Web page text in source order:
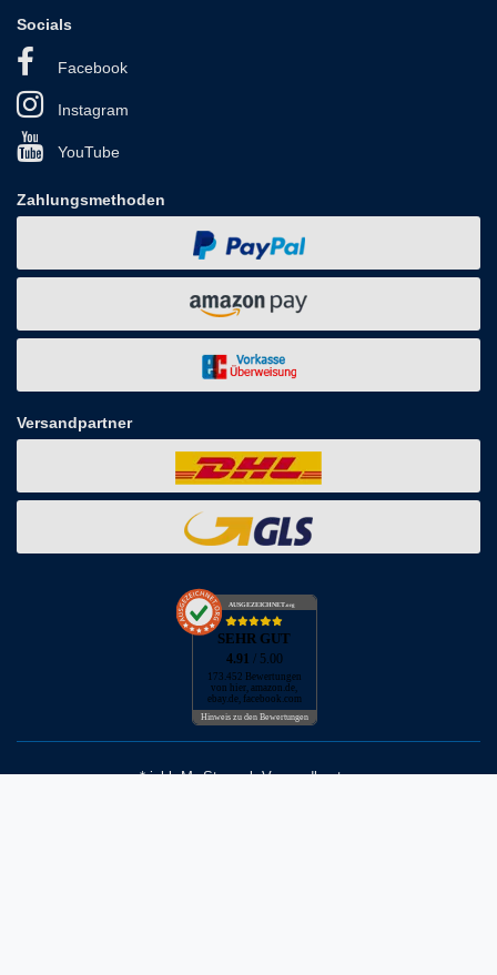
Socials
Facebook
Instagram
YouTube
Zahlungsmethoden
Versandpartner
AUSGEZEICHNET.org
SEHR GUT
4.91 / 5.00
173.452 Bewertungen
von hier, amazon.de,
ebay.de, facebook.com
Hinweis zu den Bewertungen
* inkl. MwSt. zzgl. Versandkosten